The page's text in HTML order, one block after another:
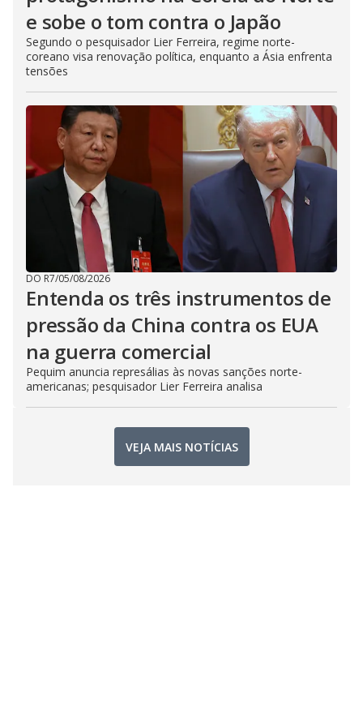
e sobe o tom contra o Japão
Segundo o pesquisador Lier Ferreira, regime norte-
coreano visa renovação política, enquanto a Ásia enfrenta
tensões
DO R7/05/08/2026
Entenda os três instrumentos de
pressão da China contra os EUA
na guerra comercial
Pequim anuncia represálias às novas sanções norte-
americanas; pesquisador Lier Ferreira analisa
VEJA MAIS NOTÍCIAS